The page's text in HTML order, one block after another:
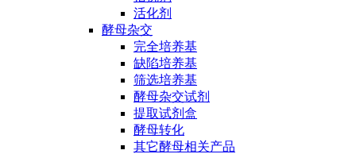
活化剂
酵母杂交
完全培养基
缺陷培养基
筛选培养基
酵母杂交试剂
提取试剂盒
酵母转化
其它酵母相关产品